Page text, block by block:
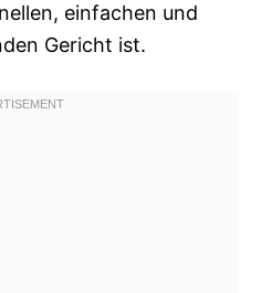
einfachen und
Gericht ist.